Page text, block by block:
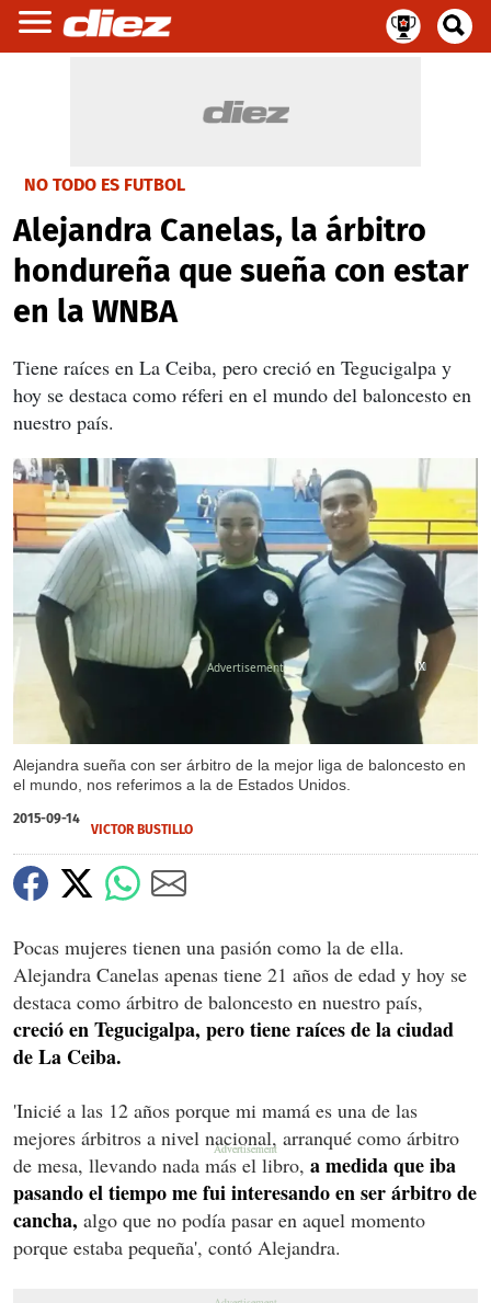
NO TODO ES FUTBOL
Alejandra Canelas, la árbitro
hondureña que sueña con estar
en la WNBA
Tiene raíces en La Ceiba, pero creció en Tegucigalpa y
hoy se destaca como réferi en el mundo del baloncesto en
nuestro país.
Alejandra sueña con ser árbitro de la mejor liga de baloncesto en
el mundo, nos referimos a la de Estados Unidos.
X
X
X
2015-09-14
VICTOR BUSTILLO
Pocas mujeres tienen una pasión como la de ella.
Alejandra Canelas apenas tiene 21 años de edad y hoy se
destaca como árbitro de baloncesto en nuestro país,
creció en Tegucigalpa, pero tiene raíces de la ciudad
de La Ceiba.
'Inicié a las 12 años porque mi mamá es una de las
mejores árbitros a nivel nacional, arranqué como árbitro
de mesa, llevando nada más el libro, a medida que iba
pasando el tiempo me fui interesando en ser árbitro de
cancha, algo que no podía pasar en aquel momento
porque estaba pequeña', contó Alejandra.